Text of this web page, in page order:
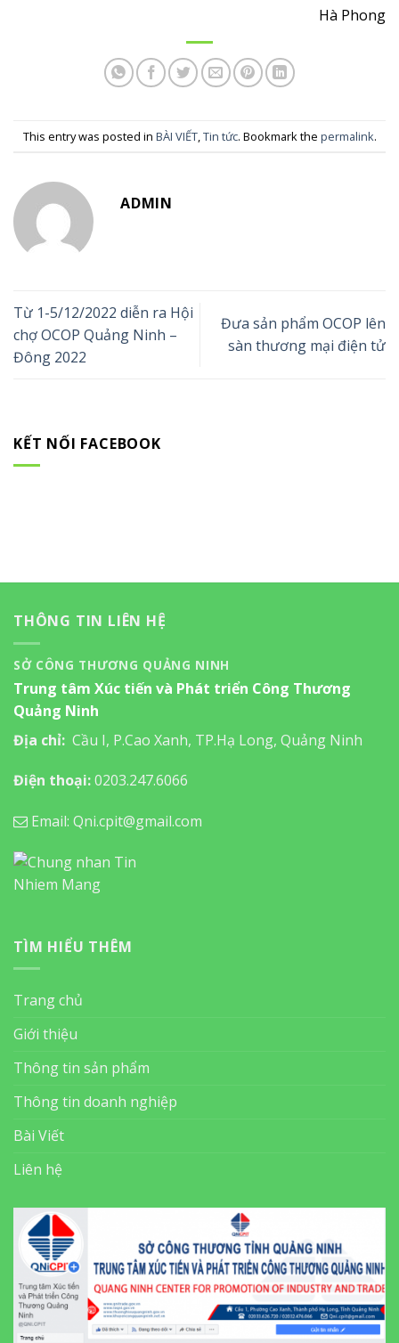
Hà Phong
This entry was posted in BÀI VIẾT,Tin tức. Bookmark the permalink.
ADMIN
Từ 1-5/12/2022 diễn ra Hội
chợ OCOP Quảng Ninh –
Đông 2022
Đưa sản phẩm OCOP lên
sàn thương mại điện tử
KẾT NỐI FACEBOOK
THÔNG TIN LIÊN HỆ
SỞ CÔNG THƯƠNG QUẢNG NINH
Trung tâm Xúc tiến và Phát triển Công Thương
Quảng Ninh
Địa chỉ: Cầu I, P.Cao Xanh, TP.Hạ Long, Quảng Ninh
Điện thoại:0203.247.6066
Email: Qni.cpit@gmail.com
TÌM HIỂU THÊM
Trang chủ
Giới thiệu
Thông tin sản phẩm
Thông tin doanh nghiệp
Bài Viết
Liên hệ